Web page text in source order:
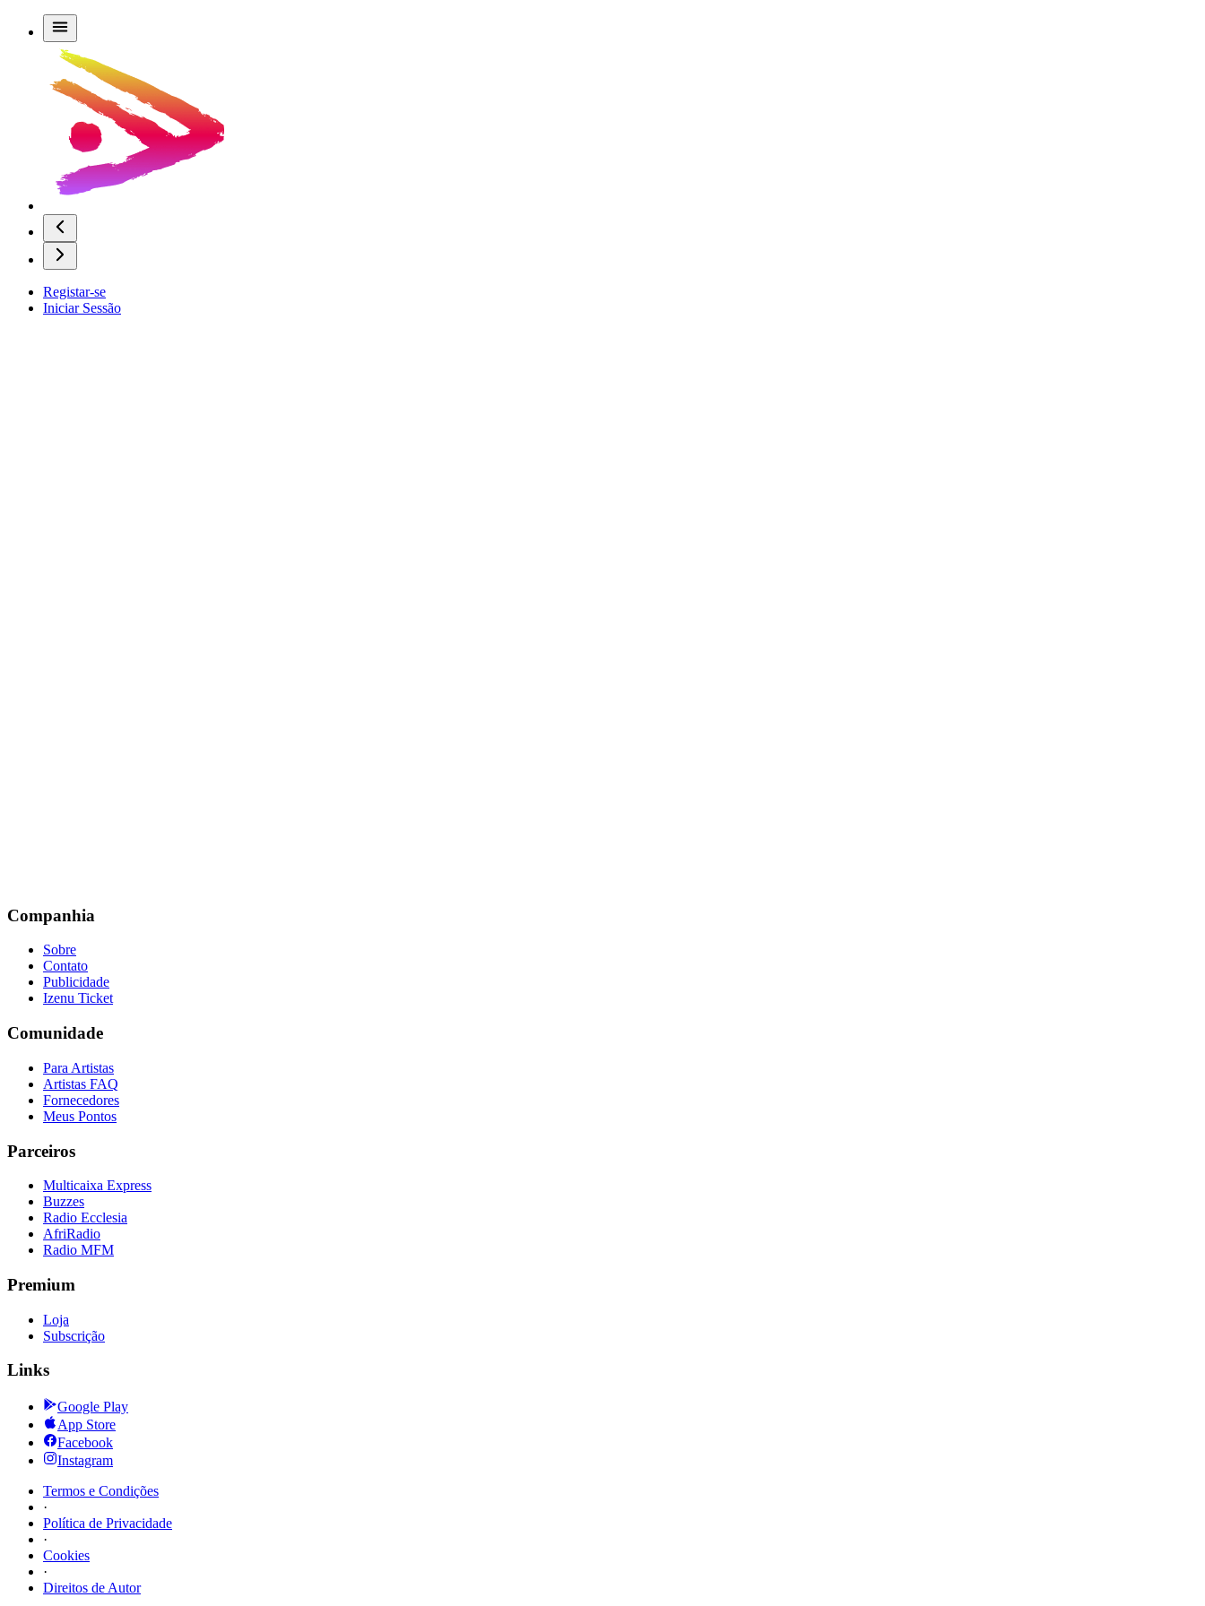
Registar-se
Iniciar Sessão
Companhia
Sobre
Contato
Publicidade
Izenu Ticket
Comunidade
Para Artistas
Artistas FAQ
Fornecedores
Meus Pontos
Parceiros
Multicaixa Express
Buzzes
Radio Ecclesia
AfriRadio
Radio MFM
Premium
Loja
Subscrição
Links
Google Play
App Store
Facebook
Instagram
Termos e Condições
·
Política de Privacidade
·
Cookies
·
Direitos de Autor